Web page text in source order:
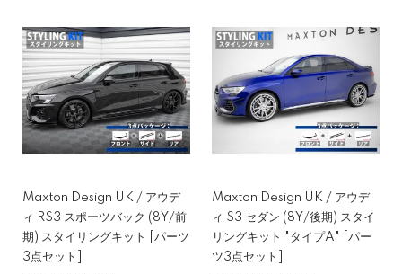
Maxton Design UK / アウデ
ィ RS3 スポーツバック (8Y/前
期) スタイリングキット [パーツ
3点セット]
Maxton Design UK / アウデ
ィ S3 セダン (8Y/後期) スタイ
リングキット "タイプA" [パー
ツ3点セット]